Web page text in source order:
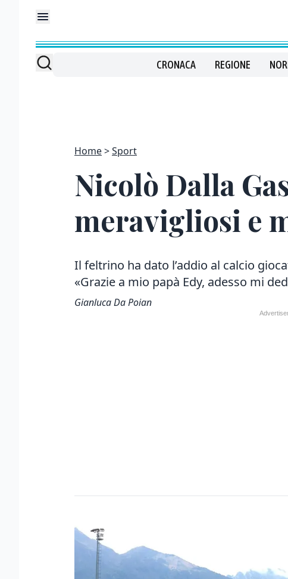
CRONACA REGIONE
Home Sport
Nicolò Dalla
meravigliosi e
Il feltrino ha dato l’addio al calcio
«Grazie a mio papà Edy, adesso mi
Gianluca Da Poian